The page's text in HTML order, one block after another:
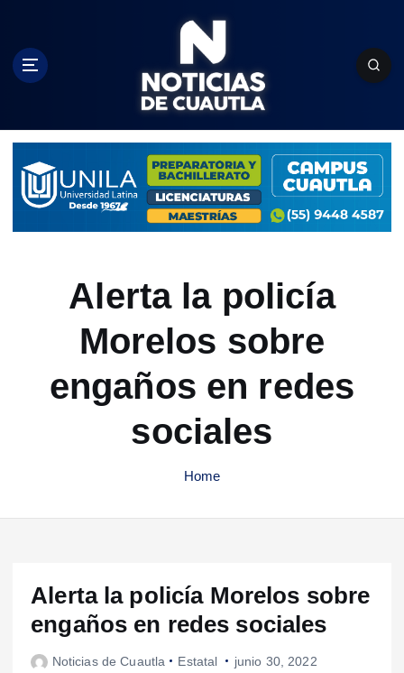
c
Alerta la policía
Morelos sobre
engaños en redes
sociales
Home
Alerta la policía Morelos sobre
engaños en redes sociales
Noticias de Cuautla Estatal junio 30, 2022